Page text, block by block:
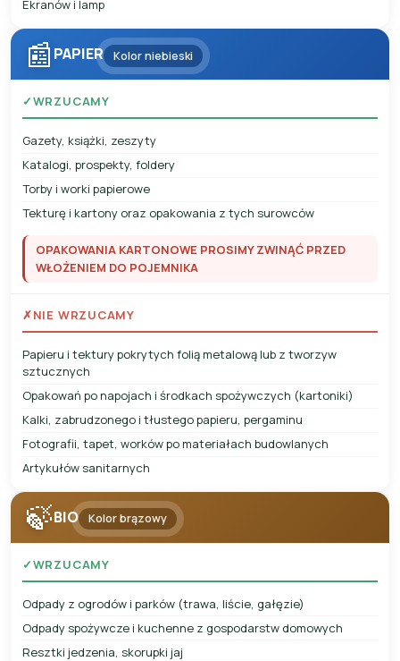
Ekranów i lamp
📰 PAPIER Kolor niebieski
✓WRZUCAMY
Gazety, książki, zeszyty
Katalogi, prospekty, foldery
Torby i worki papierowe
Tekturę i kartony oraz opakowania z tych surowców
OPAKOWANIA KARTONOWE PROSIMY ZWINĄĆ PRZED
WŁOŻENIEM DO POJEMNIKA
✗NIE WRZUCAMY
Papieru i tektury pokrytych folią metalową lub z tworzyw
sztucznych
Opakowań po napojach i środkach spożywczych (kartoniki)
Kalki, zabrudzonego i tłustego papieru, pergaminu
Fotografii, tapet, worków po materiałach budowlanych
Artykułów sanitarnych
🍃BIO Kolor brązowy
✓WRZUCAMY
Odpady z ogrodów i parków (trawa, liście, gałęzie)
Odpady spożywcze i kuchenne z gospodarstw domowych
Resztki jedzenia, skorupki jaj